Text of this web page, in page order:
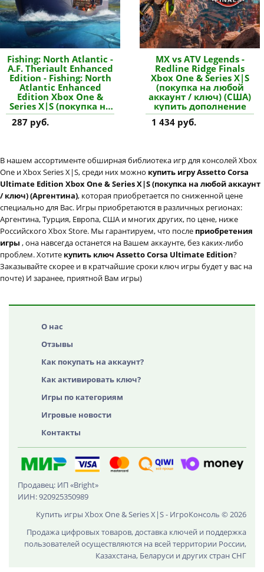
Fishing: North Atlantic -
A.F. Theriault Enhanced
Edition - Fishing: North
Atlantic Enhanced
Edition Xbox One &
Series X|S (покупка на
новый аккаунт)
(Турция) купить
287 руб.
MX vs ATV Legends -
Redline Ridge Finals
Xbox One & Series X|S
(покупка на любой
аккаунт / ключ) (США)
купить дополнение
1 434 руб.
В нашем ассортименте обширная библиотека игр для консолей Xbox
One и Xbox Series X|S, среди них можно купить игру Assetto Corsa
Ultimate Edition Xbox One & Series X|S (покупка на любой аккаунт
/ ключ) (Аргентина), которая приобретается по сниженной цене
специально для Вас. Игры приобретаются в различных регионах:
Аргентина, Турция, Европа, США и многих других, по цене, ниже
Российского Xbox Store. Мы гарантируем, что после приобретения
игры , она навсегда останется на Вашем аккаунте, без каких-либо
проблем. Хотите купить ключ Assetto Corsa Ultimate Edition?
Заказывайте скорее и в кратчайшие сроки ключ игры будет у вас на
почте) И заранее, приятной Вам игры)
О нас
Отзывы
Как покупать на аккаунт?
Как активировать ключ?
Игры по категориям
Игровые новости
Контакты
Продавец: ИП «Bright»
ИИН: 920925350989
Купить игры Xbox One & Series X|S - ИгроКонсоль © 2026
Продажа цифровых товаров, доставка ключей и поддержка
пользователей осуществляются на всей территории России,
Казахстана, Беларуси и других стран СНГ